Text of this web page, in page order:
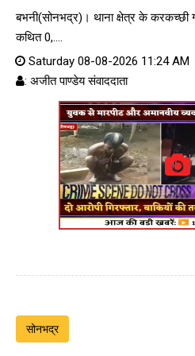
बभनी(सोनभद्र)। थाना क्षेत्र के
कथित 0,....
Saturday 08-08-2026 11:24 AM
: अजीत पाण्डेय संवाददाता
सोनभद्र